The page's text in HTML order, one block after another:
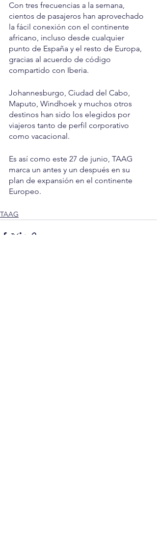
Con tres frecuencias a la semana,
cientos de pasajeros han aprovechado
la fácil conexión con el continente
africano, incluso desde cualquier
punto de España y el resto de Europa,
gracias al acuerdo de código
compartido con Iberia.
Johannesburgo, Ciudad del Cabo,
Maputo, Windhoek y muchos otros
destinos han sido los elegidos por
viajeros tanto de perfil corporativo
como vacacional.
Es así como este 27 de junio, TAAG
marca un antes y un después en su
plan de expansión en el continente
Europeo.
TAAG